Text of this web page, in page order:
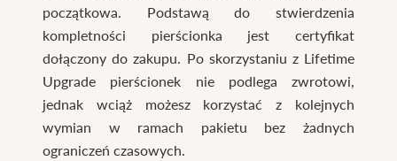
początkowa. Podstawą do stwierdzenia
kompletności pierścionka jest certyfikat
dołączony do zakupu. Po skorzystaniu z Lifetime
Upgrade pierścionek nie podlega zwrotowi,
jednak wciąż możesz korzystać z kolejnych
wymian w ramach pakietu bez żadnych
ograniczeń czasowych.